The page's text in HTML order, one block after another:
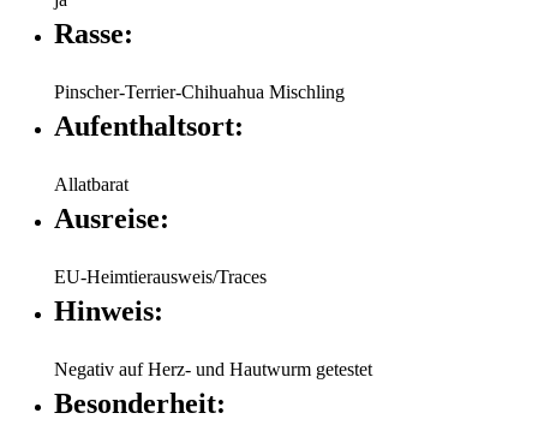
Rasse:
Pinscher-Terrier-Chihuahua Mischling
Aufenthaltsort:
Allatbarat
Ausreise:
EU-Heimtierausweis/Traces
Hinweis:
Negativ auf Herz- und Hautwurm getestet
Besonderheit: